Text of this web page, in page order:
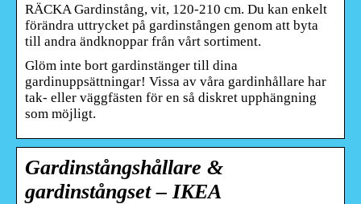
RÄCKA Gardinstång, vit, 120-210 cm. Du kan enkelt
förändra uttrycket på gardinstången genom att byta
till andra ändknoppar från vårt sortiment.
Glöm inte bort gardinstänger till dina
gardinuppsättningar! Vissa av våra gardinhållare har
tak- eller väggfästen för en så diskret upphängning
som möjligt.
Gardinstångshållare &
gardinstångset – IKEA